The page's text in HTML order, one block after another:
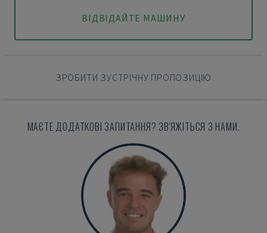
ВІДВІДАЙТЕ МАШИНУ
ЗРОБИТИ ЗУСТРІЧНУ ПРОПОЗИЦІЮ
МАЄТЕ ДОДАТКОВІ ЗАПИТАННЯ? ЗВ'ЯЖІТЬСЯ З НАМИ.